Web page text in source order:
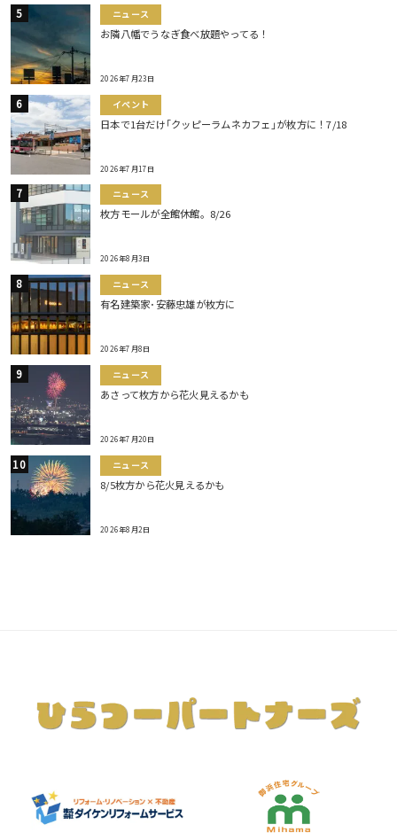
ニュース
お隣八幡でうなぎ食べ放題やってる！
2026年7月23日
イベント
日本で1台だけ｢クッピーラムネカフェ｣が枚方に！7/18
2026年7月17日
ニュース
枚方モールが全館休館。8/26
2026年8月3日
ニュース
有名建築家･安藤忠雄が枚方に
2026年7月8日
ニュース
あさって枚方から花火見えるかも
2026年7月20日
ニュース
8/5枚方から花火見えるかも
2026年8月2日